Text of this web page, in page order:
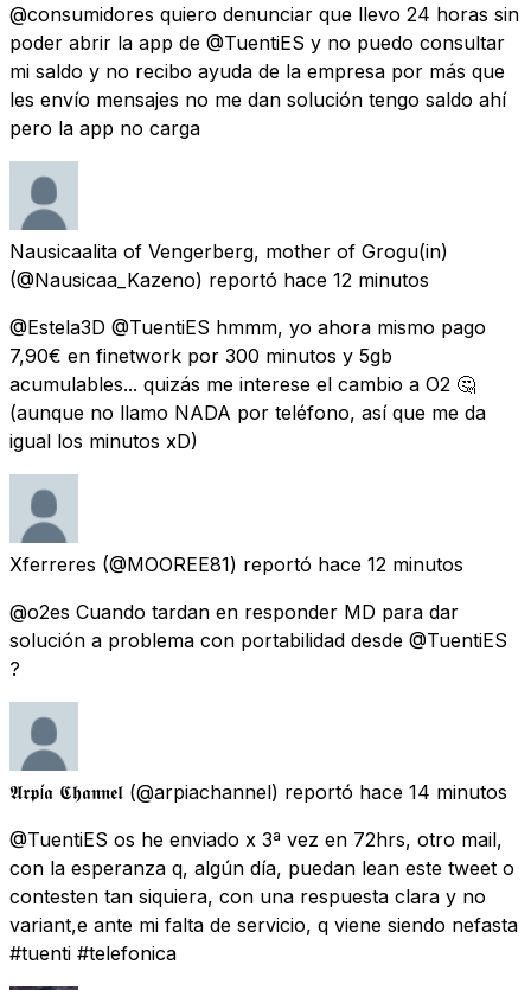
@consumidores quiero denunciar que llevo 24 horas sin
poder abrir la app de @TuentiES y no puedo consultar
mi saldo y no recibo ayuda de la empresa por más que
les envío mensajes no me dan solución tengo saldo ahí
pero la app no carga
Nausicaalita of Vengerberg, mother of Grogu(in)
(@Nausicaa_Kazeno) reportó hace 12 minutos
@Estela3D @TuentiES hmmm, yo ahora mismo pago
7,90€ en finetwork por 300 minutos y 5gb
acumulables... quizás me interese el cambio a O2 🤔
(aunque no llamo NADA por teléfono, así que me da
igual los minutos xD)
Xferreres (@MOOREE81) reportó hace 12 minutos
@o2es Cuando tardan en responder MD para dar
solución a problema con portabilidad desde @TuentiES
?
𝕬𝖗𝖕í𝖆 𝕮𝖍𝖆𝖓𝖓𝖊𝖑 (@arpiachannel) reportó hace 14 minutos
@TuentiES os he enviado x 3ª vez en 72hrs, otro mail,
con la esperanza q, algún día, puedan lean este tweet o
contesten tan siquiera, con una respuesta clara y no
variant,e ante mi falta de servicio, q viene siendo nefasta
#tuenti #telefonica